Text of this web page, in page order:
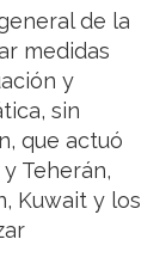
de la
medidas
y
sin
que actuó
Teherán,
Kuwait y los